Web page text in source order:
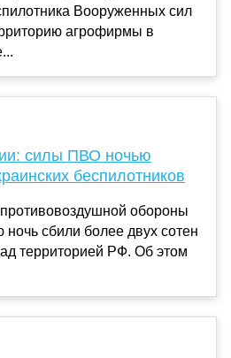
Вооруженных сил
агрофирмы в
силы ПВО ночью
беспилотников
обороны
сбили более двух сотен
территорией РФ. Об этом